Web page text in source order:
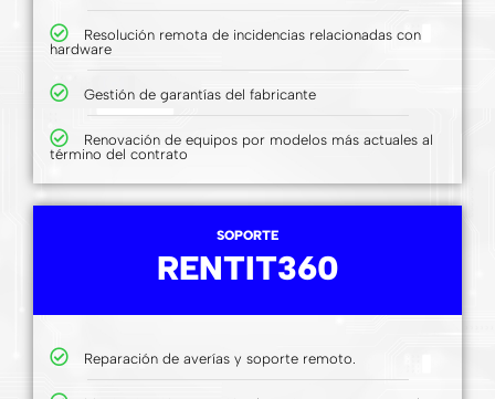
Resolución remota de incidencias relacionadas con
hardware
Gestión de garantías del fabricante
Renovación de equipos por modelos más actuales al
término del contrato
SOPORTE
RENTIT360
Reparación de averías y soporte remoto.